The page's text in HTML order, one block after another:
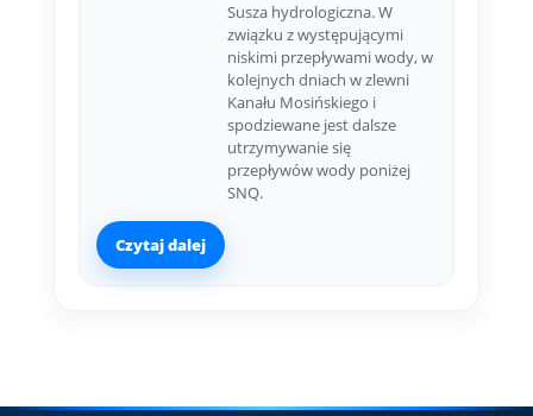
Susza hydrologiczna. W
związku z występującymi
niskimi przepływami wody, w
kolejnych dniach w zlewni
Kanału Mosińskiego i
spodziewane jest dalsze
utrzymywanie się
przepływów wody poniżej
SNQ.
Czytaj dalej